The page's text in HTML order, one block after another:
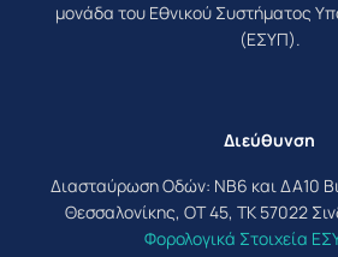
μονάδα του Εθνικού Συστήματος
(ΕΣΥΠ).
Διεύθυνση
Διασταύρωση Οδών: ΝΒ6 και ΔΑ10
Θεσσαλονίκης, ΟΤ 45, ΤΚ 57022
Φορολογικά Στοιχεία